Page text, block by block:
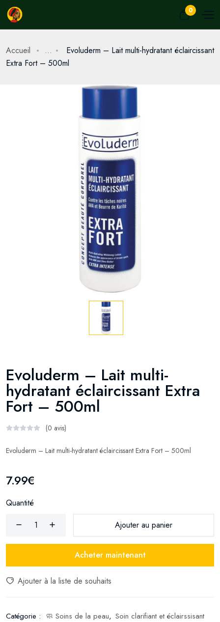
0
Accueil ...
Evoluderm – Lait multi-hydratant éclaircissant
Extra Fort – 500ml
Evoluderm – Lait multi-
hydratant éclaircissant Extra
Fort – 500ml
(0 avis)
Evoluderm – Lait multi-hydratant éclaircissant Extra Fort – 500ml
7.99€
Quantité
Ajouter au panier
Acheter maintenant
Ajouter à la liste de souhaits
Catégorie : 🧼 Soins de la peau, Soin clarifiant et éclairssisant